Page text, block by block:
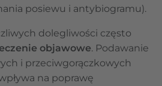
posiewu i antybiogramu).
dolegliwości często
objawowe. Podawanie
i przeciwgorączkowych
na poprawę